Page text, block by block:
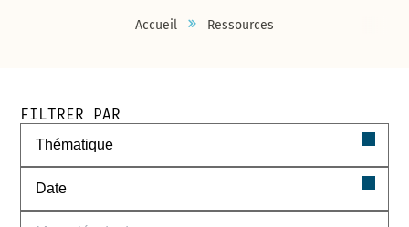
Accueil Ressources
Filtres de recherche des documents
FILTRER PAR
Filtrer par thématique
Filtrer par date
Filtrer par mots-clés